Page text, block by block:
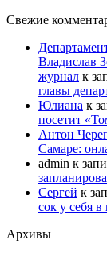
Свежие
Владислав
журнал к
главы
Юлиана к
посетит
Антон
Самаре:
admin к
Сергей к
сок у себя в
Архивы